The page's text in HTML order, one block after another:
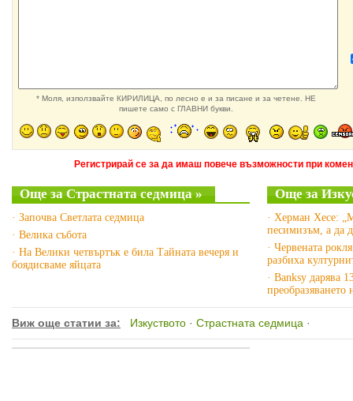
* Моля, използвайте КИРИЛИЦА, по лесно е и за писане и за четене. НЕ
пишете само с ГЛАВНИ букви.
Регистрирай се за да имаш повече възможности при
Още за Страстната седмица »
· Започва Светлата седмица
· Велика събота
· На Велики четвъртък е била Тайната вечеря и
боядисваме яйцата
Още за
· Херман Хесе:
песимизъм, а да
· Червената
разбиха
· Banksy дарява
преобразяването
Виж още статии за: Изкуството · Страстната седмица ·